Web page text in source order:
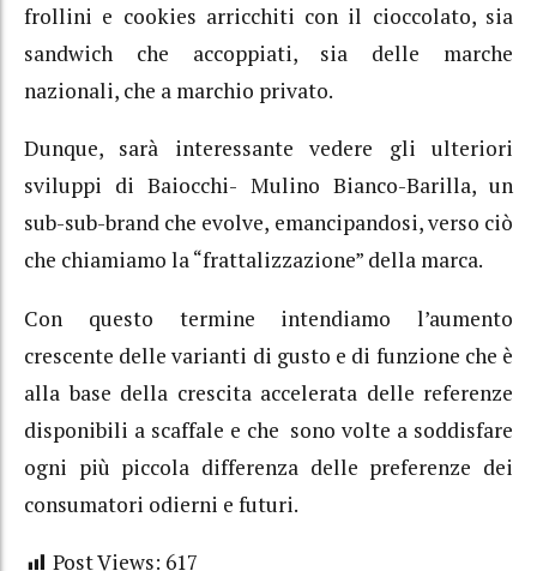
frollini e cookies arricchiti con il cioccolato, sia
sandwich che accoppiati, sia delle marche
nazionali, che a marchio privato.
Dunque, sarà interessante vedere gli ulteriori
sviluppi di Baiocchi- Mulino Bianco-Barilla, un
sub-sub-brand che evolve, emancipandosi, verso ciò
che chiamiamo la “frattalizzazione” della marca.
Con questo termine intendiamo l’aumento
crescente delle varianti di gusto e di funzione che è
alla base della crescita accelerata delle referenze
disponibili a scaffale e che sono volte a soddisfare
ogni più piccola differenza delle preferenze dei
consumatori odierni e futuri.
Post Views: 617